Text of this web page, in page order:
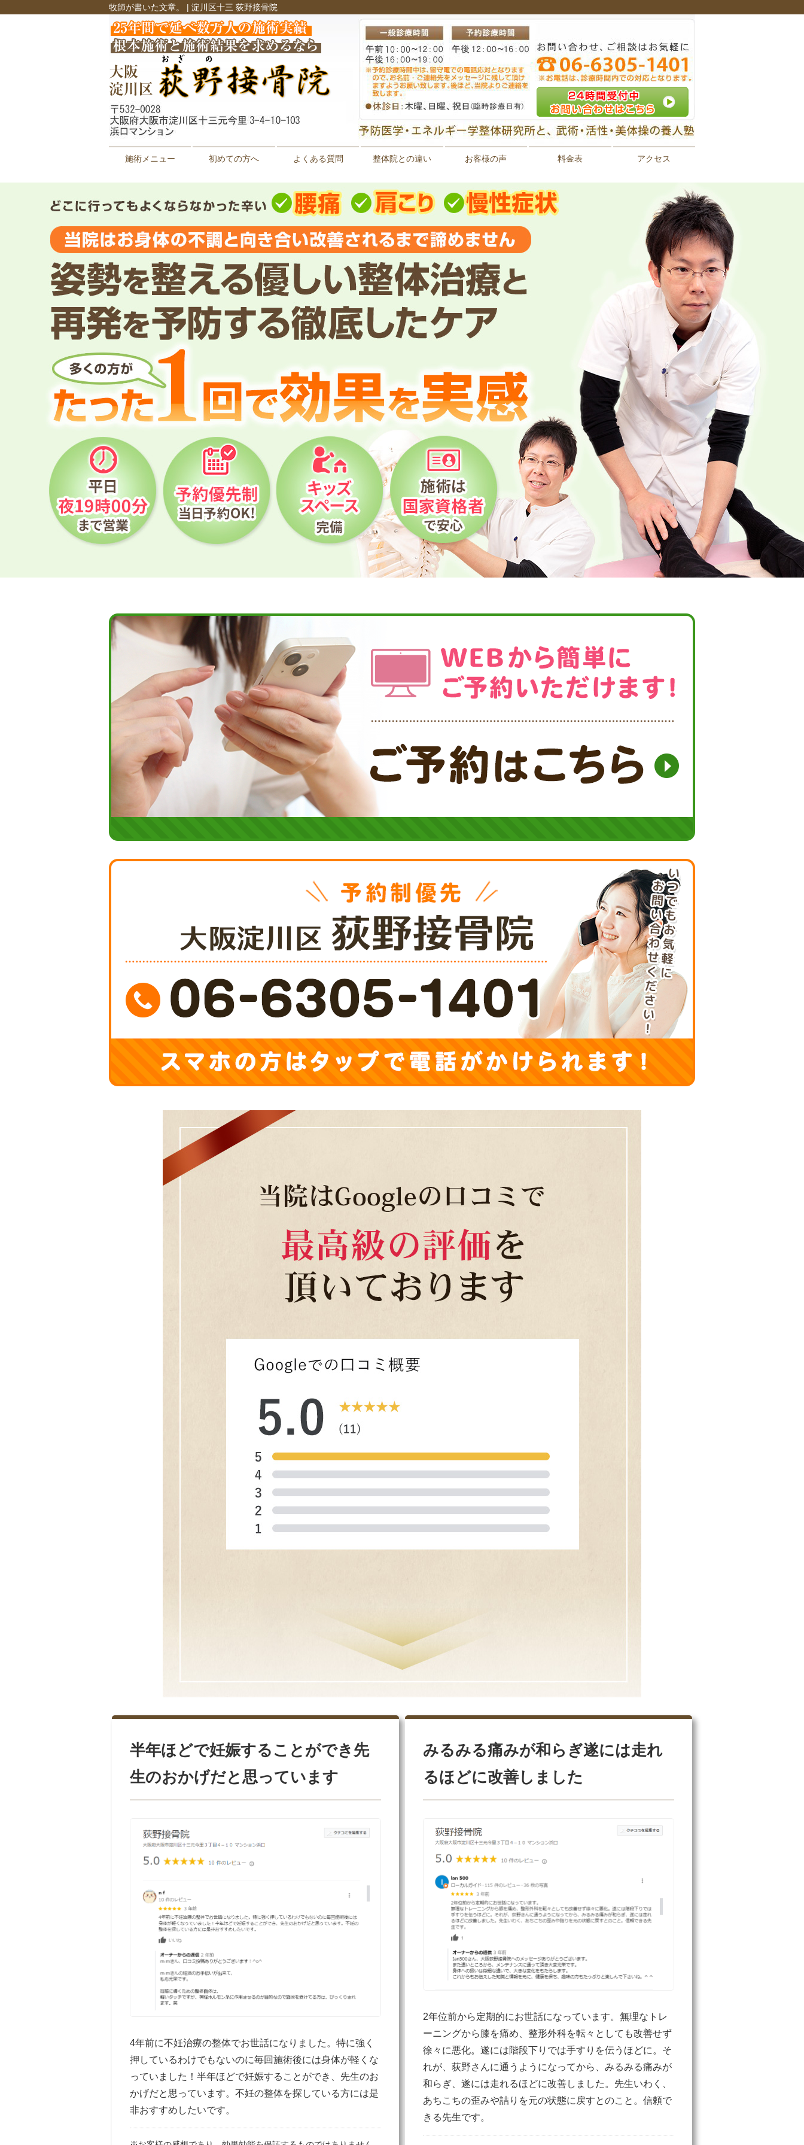
牧師が書いた文章。 | 淀川区十三 荻野接骨院
施術メニュー 初めての方へ よくある質問 整体院との違い お客様の声 料金表 アクセス
半年ほどで妊娠することができ先
生のおかげだと思っています
4年前に不妊治療の整体でお世話になりました。特に強く
押しているわけでもないのに毎回施術後には身体が軽くな
っていました！半年ほどで妊娠することができ、先生のお
かげだと思っています。不妊の整体を探している方には是
非おすすめしたいです。
みるみる痛みが和らぎ遂には走れ
るほどに改善しました
2年位前から定期的にお世話になっています。無理なトレ
ーニングから膝を痛め、整形外科を転々としても改善せず
徐々に悪化。遂には階段下りでは手すりを伝うほどに。そ
れが、荻野さんに通うようになってから、みるみる痛みが
和らぎ、遂には走れるほどに改善しました。先生いわく、
あちこちの歪みや詰りを元の状態に戻すとのこと。信頼で
きる先生です。